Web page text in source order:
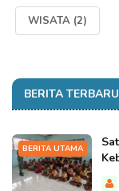
WISATA (2)
BERITA TERBARU
BERITA UTAMA